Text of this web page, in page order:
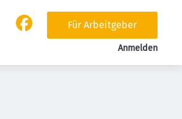
Für Arbeitgeber
Anmelden